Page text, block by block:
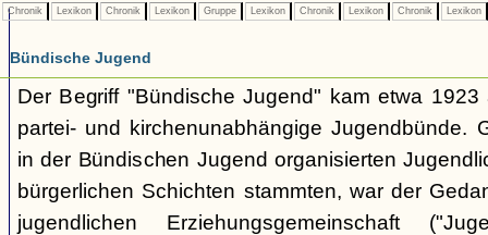
Chronik Lexikon Chronik Lexikon Gruppe Lexikon Chronik Lexikon Chronik Lexikon
Bündische Jugend
Der Begriff "Bündische Jugend" kam etwa
partei- und kirchenunabhängige Jugendbünde.
in der Bündischen Jugend organisierten
bürgerlichen Schichten stammten, war der
jugendlichen Erziehungsgemeinschaft